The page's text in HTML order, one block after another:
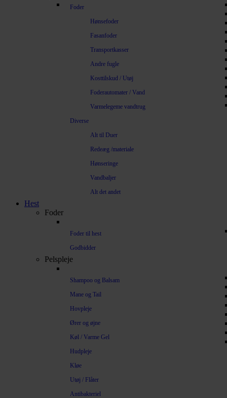
Foder
Hønsefoder
Fasanfoder
Transportkasser
Andre fugle
Kosttilskud / Utøj
Foderautomater / Vand
Varmelegeme vandtrug
Diverse
Alt til Duer
Redeæg /materiale
Hønseringe
Vandbaljer
Alt det andet
Hest
Foder
Foder til hest
Godbidder
Pelspleje
Shampoo og Balsam
Mane og Tail
Hovpleje
Ører og øjne
Køl / Varme Gel
Hudpleje
Kløe
Utøj / Flåter
Antibakteriel